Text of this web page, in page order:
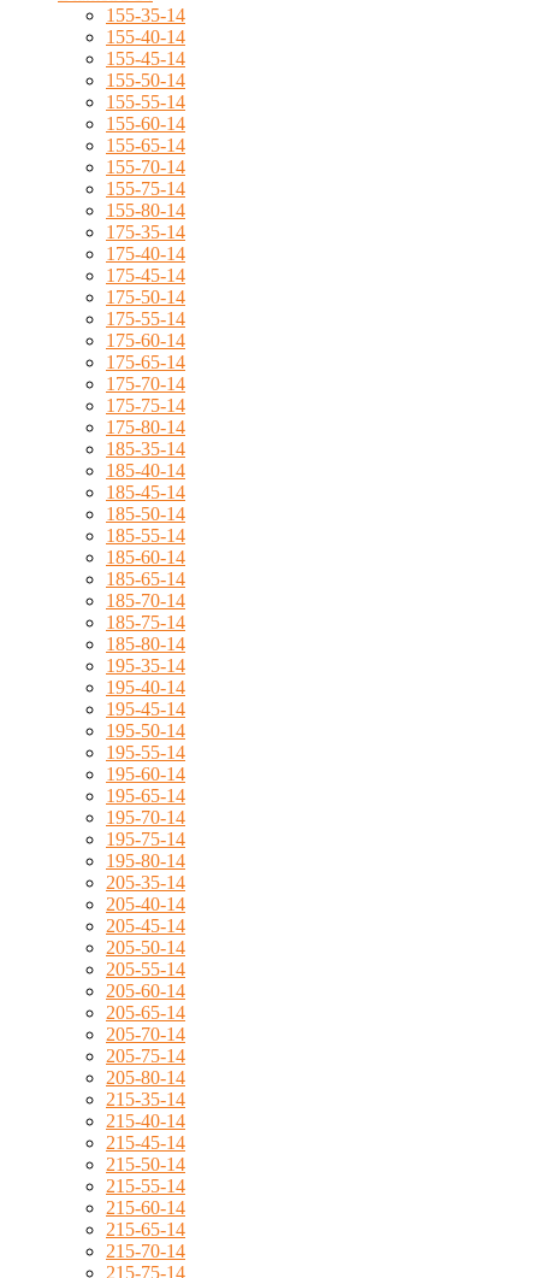
155-35-14
155-40-14
155-45-14
155-50-14
155-55-14
155-60-14
155-65-14
155-70-14
155-75-14
155-80-14
175-35-14
175-40-14
175-45-14
175-50-14
175-55-14
175-60-14
175-65-14
175-70-14
175-75-14
175-80-14
185-35-14
185-40-14
185-45-14
185-50-14
185-55-14
185-60-14
185-65-14
185-70-14
185-75-14
185-80-14
195-35-14
195-40-14
195-45-14
195-50-14
195-55-14
195-60-14
195-65-14
195-70-14
195-75-14
195-80-14
205-35-14
205-40-14
205-45-14
205-50-14
205-55-14
205-60-14
205-65-14
205-70-14
205-75-14
205-80-14
215-35-14
215-40-14
215-45-14
215-50-14
215-55-14
215-60-14
215-65-14
215-70-14
215-75-14